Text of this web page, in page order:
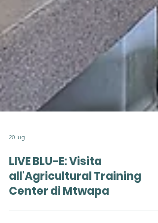
20 lug
LIVE BLU-E: Visita
all'Agricultural Training
Center di Mtwapa